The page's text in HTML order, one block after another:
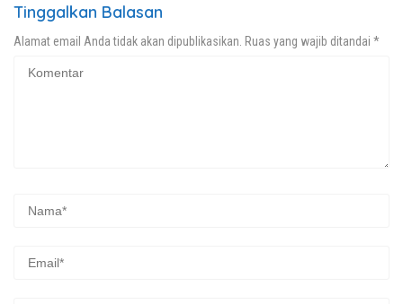
Tinggalkan Balasan
Alamat email Anda tidak akan dipublikasikan. Ruas yang wajib ditandai *